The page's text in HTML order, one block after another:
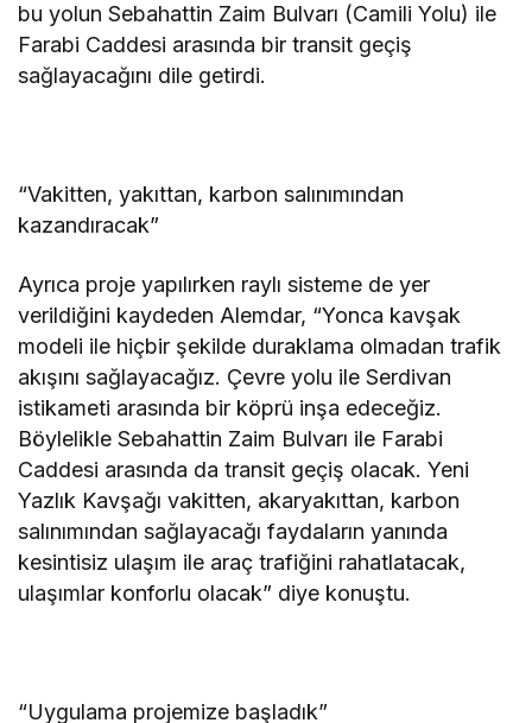
bu yolun Sebahattin Zaim Bulvarı (Camili Yolu) ile
Farabi Caddesi arasında bir transit geçiş
sağlayacağını dile getirdi.
“Vakitten, yakıttan, karbon salınımından
kazandıracak”
Ayrıca proje yapılırken raylı sisteme de yer
verildiğini kaydeden Alemdar, “Yonca kavşak
modeli ile hiçbir şekilde duraklama olmadan trafik
akışını sağlayacağız. Çevre yolu ile Serdivan
istikameti arasında bir köprü inşa edeceğiz.
Böylelikle Sebahattin Zaim Bulvarı ile Farabi
Caddesi arasında da transit geçiş olacak. Yeni
Yazlık Kavşağı vakitten, akaryakıttan, karbon
salınımından sağlayacağı faydaların yanında
kesintisiz ulaşım ile araç trafiğini rahatlatacak,
ulaşımlar konforlu olacak” diye konuştu.
“Uygulama projemize başladık”